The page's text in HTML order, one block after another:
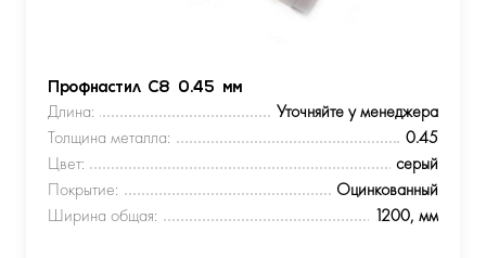
Профнастил С8 0.45 мм
Длина:
Уточняйте у менеджера
Толщина металла:
0.45
Цвет:
серый
Покрытие:
Оцинкованный
Ширина общая:
1200, мм